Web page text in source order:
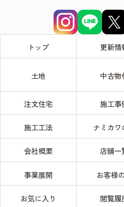
トップ 更新情
土地 中古物
注文住宅 施工事
施工工法 ナミカワ
会社概要 店舗一
事業展開 お客様
お気に入り 閲覧履